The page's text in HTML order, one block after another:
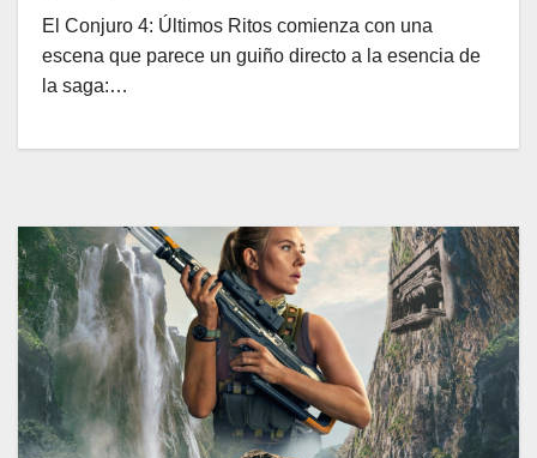
El Conjuro 4: Últimos Ritos comienza con una
escena que parece un guiño directo a la esencia de
la saga:…